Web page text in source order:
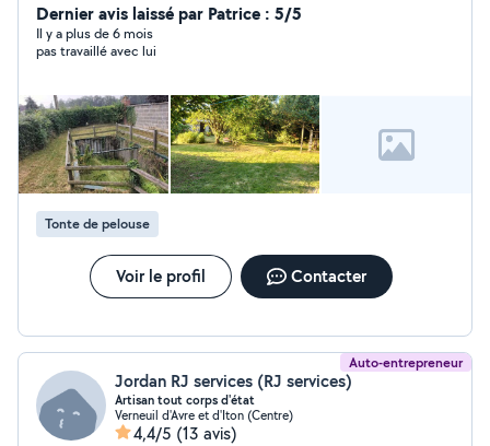
essence mélange fil débroussailleuse je prends 20
euros de l'heure
Dernier avis laissé par Patrice : 5/5
Il y a plus de 6 mois
pas travaillé avec lui
Tonte de pelouse
Voir le profil Contacter
Auto-entrepreneur
Jordan RJ services (RJ services)
Artisan tout corps d'état
Verneuil d'Avre et d'Iton (Centre)
4,4/5 (13 avis)